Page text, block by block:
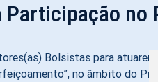
no
Bolsistas para
no âmbito do